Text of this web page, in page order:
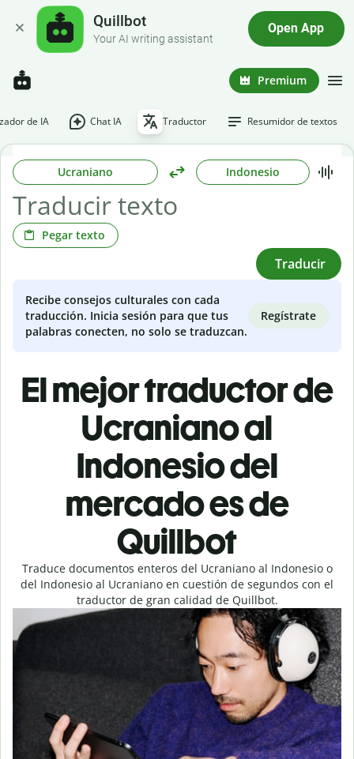
Quillbot
Your AI writing assistant
Open App
Premium
de IA Chat IA Traductor Resumidor de textos
Ucraniano Indonesio
Pegar texto
Traducir
Recibe consejos culturales con cada
traducción. Inicia sesión para que tus
palabras conecten, no solo se traduzcan.
Regístrate
El mejor traductor de
Ucraniano al
Indonesio del
mercado es de
Quillbot
Traduce documentos enteros del Ucraniano al Indonesio o
del Indonesio al Ucraniano en cuestión de segundos con el
traductor de gran calidad de Quillbot.